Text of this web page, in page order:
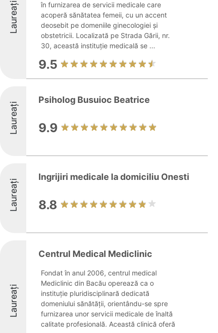
Laureați
în furnizarea de servicii medicale care
acoperă sănătatea femeii, cu un accent
deosebit pe domeniile ginecologiei și
obstetricii. Localizată pe Strada Gării, nr.
30, această instituție medicală se ...
9.5
Laureați
Psiholog Busuioc Beatrice
9.9
Laureați
Ingrijiri medicale la domiciliu Onesti
8.8
Laureați
Centrul Medical Mediclinic
Fondat în anul 2006, centrul medical
Mediclinic din Bacău operează ca o
instituție pluridisciplinară dedicată
domeniului sănătății, orientându-se spre
furnizarea unor servicii medicale de înaltă
calitate profesională. Această clinică oferă